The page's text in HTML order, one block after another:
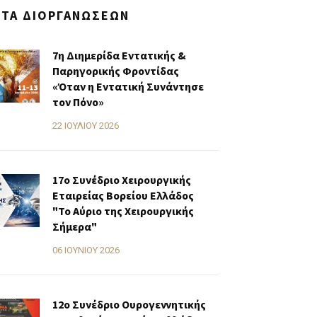
ΔΙΟΡΓΑΝΏΣΕΩΝ
7η Διημερίδα Εντατικής &
Παρηγορικής Φροντίδας
«Όταν η Εντατική Συνάντησε
τον Πόνο»
22 ΙΟΥΛΊΟΥ 2026
17ο Συνέδριο Χειρουργικής
Εταιρείας Βορείου Ελλάδος
"Το Αύριο της Χειρουργικής
Σήμερα"
06 ΙΟΥΝΊΟΥ 2026
12ο Συνέδριο Ουρογεννητικής